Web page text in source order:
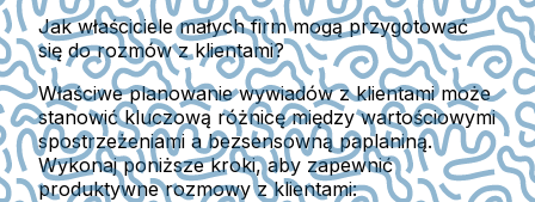
Jak właściciele małych firm mogą przygotować
się do rozmów z klientami?
Właściwe planowanie wywiadów z klientami może
stanowić kluczową różnicę między wartościowymi
spostrzeżeniami a bezsensowną paplaniną.
Wykonaj poniższe kroki, aby zapewnić
produktywne rozmowy z klientami: